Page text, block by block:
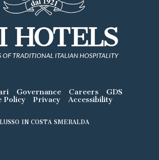
Governance Careers
GDS
Policy
Privacy Accessibility
LUSSO IN COSTA SMERALDA